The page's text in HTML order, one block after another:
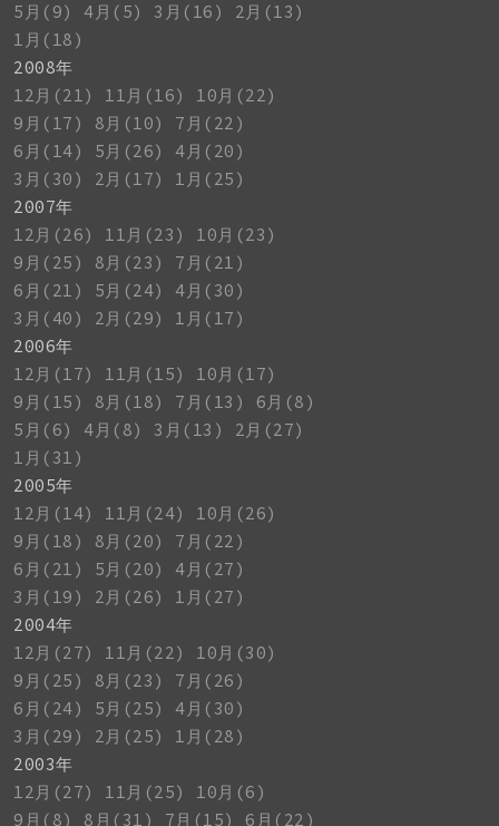
5月(9)
4月(5) 3月(16)
2月(13)
1月(18)
2008年
12月(21)
11月(16)
10月(22)
9月(17)
8月(10)
7月(22)
6月(14)
5月(26)
4月(20)
3月(30)
2月(17)
1月(25)
2007年
12月(26)
11月(23)
10月(23)
9月(25)
8月(23)
7月(21)
6月(21)
5月(24)
4月(30)
3月(40)
2月(29)
1月(17)
2006年
12月(17)
11月(15)
10月(17)
9月(15)
8月(18) 7月(13)
6月(8)
5月(6)
4月(8) 3月(13)
2月(27)
1月(31)
2005年
12月(14)
11月(24)
10月(26)
9月(18)
8月(20)
7月(22)
6月(21)
5月(20)
4月(27)
3月(19)
2月(26)
1月(27)
2004年
12月(27)
11月(22)
10月(30)
9月(25)
8月(23)
7月(26)
6月(24)
5月(25)
4月(30)
3月(29)
2月(25)
1月(28)
2003年
12月(27)
11月(25)
10月(6)
9月(8)
8月(31) 7月(15) 6月(22)